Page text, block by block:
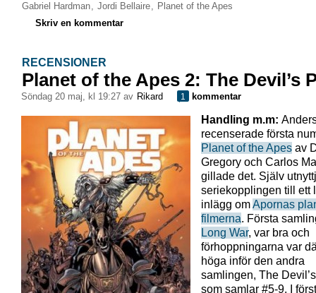
Gabriel Hardman, Jordi Bellaire, Planet of the Apes
Skriv en kommentar
RECENSIONER
Planet of the Apes 2: The Devil’s
söndag 20 maj, kl 19:27 av Rikard 1 kommentar
Handling m.m:
recenserade första
Planet of the Apes av
Gregory och Carlos
gillade det. Själv
seriekopplingen till ett
inlägg omApornas
filmerna. Första
Long War, var bra och
förhoppningarna var
höga inför den andra
samlingen, The
som samlar #5-9. I